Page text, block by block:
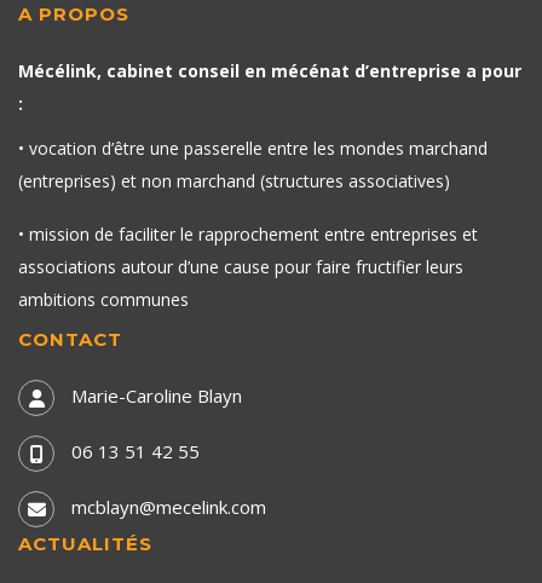
A PROPOS
Mécélink, cabinet conseil en mécénat d’entreprise a pour
:
• vocation d’être une passerelle entre les mondes marchand
(entreprises) et non marchand (structures associatives)
• mission de faciliter le rapprochement entre entreprises et
associations autour d’une cause pour faire fructifier leurs
ambitions communes
CONTACT
Marie-Caroline Blayn
06 13 51 42 55
mcblayn@mecelink.com
ACTUALITÉS